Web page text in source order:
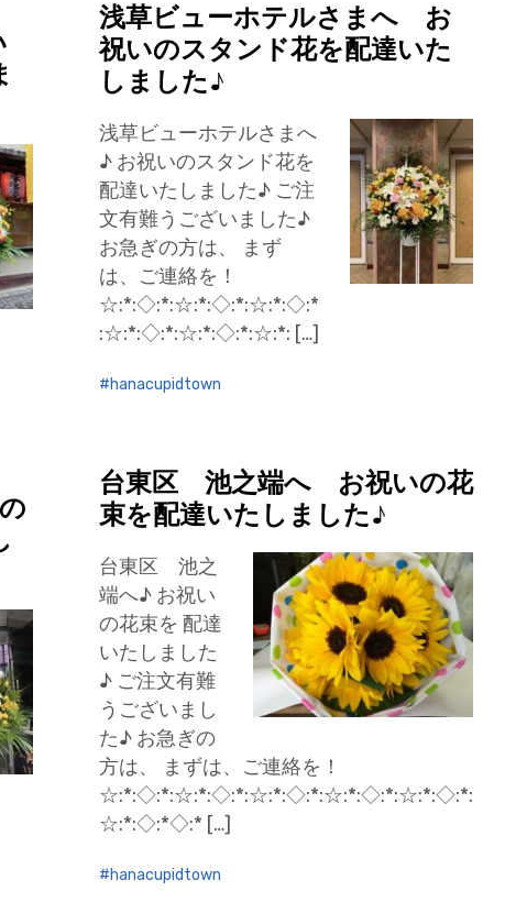
浅草ビューホテルさまへ お
祝いのスタンド花を配達いた
しました♪
浅草ビューホテルさまへ
♪ お祝いのスタンド花を
配達いたしました♪ ご注
文有難うございました♪
お急ぎの方は、 まず
は、ご連絡を！
☆:*:◇:*:☆:*:◇:*:☆:*:◇:*
:☆:*:◇:*:☆:*:◇:*:☆:*: […]
hanacupidtown
台東区 池之端へ お祝いの花
束を配達いたしました♪
台東区 池之
端へ♪ お祝い
の花束を 配達
いたしました
♪ ご注文有難
うございまし
た♪ お急ぎの
方は、 まずは、ご連絡を！
☆:*:◇:*:☆:*:◇:*:☆:*:◇:*:☆:*:◇:*:☆:*:◇:*:
☆:*:◇:*◇:* […]
hanacupidtown